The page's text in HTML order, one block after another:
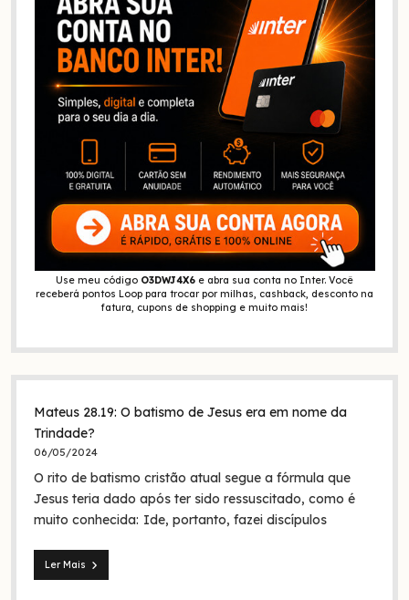
Use meu código O3DWJ4X6 e abra sua conta no Inter. Você
receberá pontos Loop para trocar por milhas, cashback, desconto na
fatura, cupons de shopping e muito mais!
Mateus 28.19: O batismo de Jesus era em nome da
Trindade?
06/05/2024
O rito de batismo cristão atual segue a fórmula que
Jesus teria dado após ter sido ressuscitado, como é
muito conhecida: Ide, portanto, fazei discípulos
Ler Mais
Mateus